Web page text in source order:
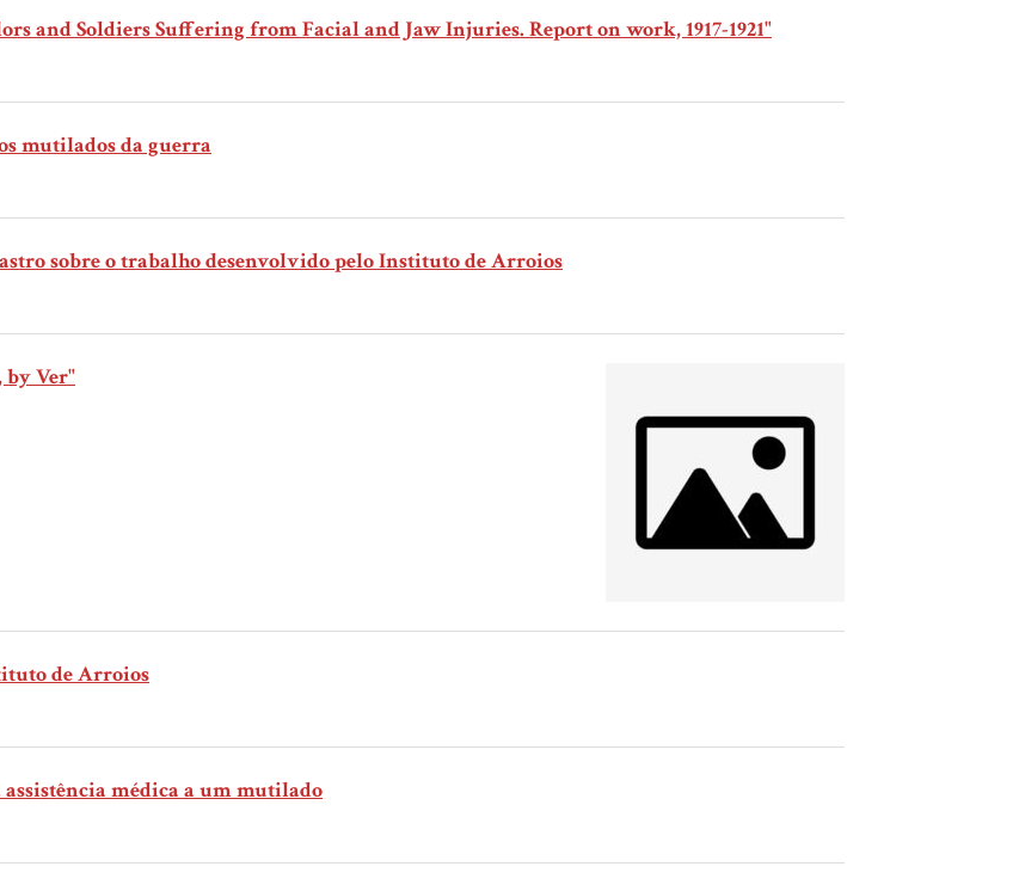
and Soldiers Suffering from Facial and Jaw Injuries. Report on work, 1917-1921"
mutilados da guerra
sobre o trabalho desenvolvido pelo Instituto de Arroios
Ver"
de Arroios
assistência médica a um mutilado